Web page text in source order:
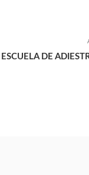
ESCUELA DE